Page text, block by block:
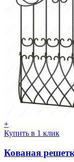
+
Купить в 1 клик
Кованая